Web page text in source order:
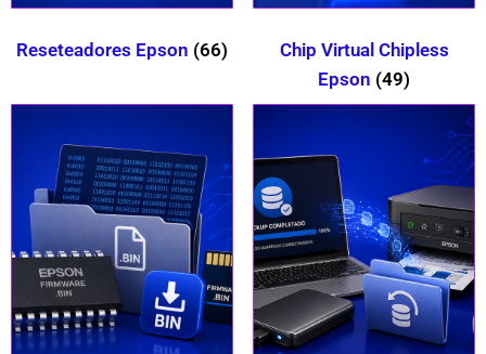
Reseteadores Epson (66)
Chip Virtual Chipless
Epson (49)